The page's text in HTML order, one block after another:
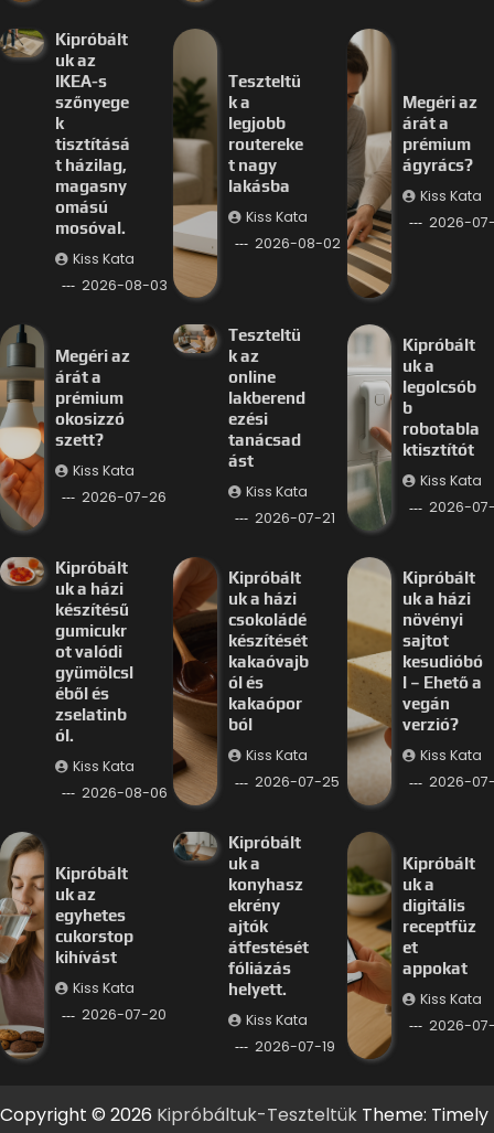
Kipróbált
uk az
IKEA-s
szőnyege
k
tisztításá
t házilag,
magasny
omású
mosóval.
Kiss Kata
2026-08-03
Teszteltü
k a
legjobb
routereke
t nagy
lakásba
Kiss Kata
2026-08-02
Megéri az
árát a
prémium
ágyrács?
Kiss Kata
2026-
Megéri az
árát a
prémium
okosizzó
szett?
Kiss Kata
2026-07-26
Teszteltü
k az
online
lakberend
ezési
tanácsad
ást
Kiss Kata
2026-07-21
Kipróbált
uk a
legolcsób
b
robotabla
ktisztítót
Kiss Kata
2026-
Kipróbált
uk a házi
készítésű
gumicukr
ot valódi
gyümölcsl
éből és
zselatinb
ól.
Kiss Kata
2026-08-06
Kipróbált
uk a házi
csokoládé
készítését
kakaóvajb
ól és
kakaópor
ból
Kiss Kata
2026-07-25
Kipróbált
uk a házi
növényi
sajtot
kesudióbó
l – Ehető a
vegán
verzió?
Kiss Kata
2026-
Kipróbált
uk az
egyhetes
cukorstop
kihívást
Kiss Kata
2026-07-20
Kipróbált
uk a
konyhasz
ekrény
ajtók
átfestését
fóliázás
helyett.
Kiss Kata
2026-07-19
Kipróbált
uk a
digitális
receptfüz
et
appokat
Kiss Kata
2026-
Copyright © 2026 Kipróbáltuk-Teszteltük Theme: Timely